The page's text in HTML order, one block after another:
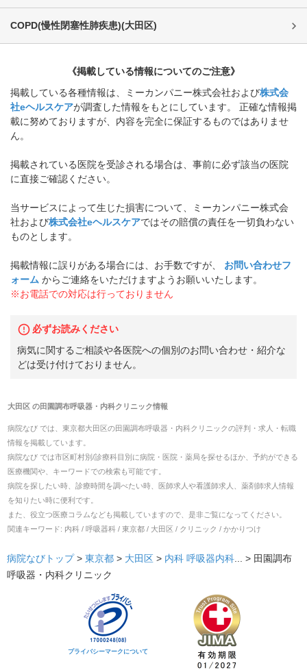
COPD(慢性閉塞性肺疾患)(大田区)
《掲載している情報についてのご注意》
掲載している各種情報は、ミーカンパニー株式会社および株式会
社eヘルスケアが調査した情報をもとにしています。 正確な情報掲
載に努めておりますが、内容を完全に保証するものではありませ
ん。
掲載されている医院を受診される場合は、事前に必ず該当の医院
に直接ご確認ください。
当サービスによって生じた損害について、ミーカンパニー株式会
社および株式会社eヘルスケアではその賠償の責任を一切負わない
ものとします。
掲載情報に誤りがある場合には、お手数ですが、
お問い合わせフ
ォーム からご連絡をいただけますようお願いいたします。
※お電話での対応は行っておりません
必ずお読みください
病気に関するご相談や各医院への個別のお問い合わせ・紹介な
どは受け付けておりません。
大田区の田園調布呼吸器・内科クリニック情報
病院なび では、 東京都大田区の田園調布呼吸器・内科クリニックの評判・求人・転職
情報を掲載しています。
病院なび では市区町村別/診療科目別に病院・医院・薬局を探せるほか、予約ができる
医療機関や、キーワードでの検索も可能です。
病院を探したい時、診療時間を調べたい時、医師求人や看護師求人、薬剤師求人情報
を知りたい時に便利です。
また、役立つ医療コラムなども掲載していますので、是非ご覧になってください。
関連キーワード: 内科 / 呼吸器科 / 東京都 / 大田区 / クリニック / かかりつけ
病院なびトップ > 東京都 > 大田区 > 内科 呼吸器内科... > 田園調布
呼吸器・内科クリニック
プライバシーマークについて